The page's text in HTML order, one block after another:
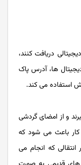
دریافت کنند،
ها، آدرس پاک
و از امضای گردشی
کار باعث می شود که
که انجام می